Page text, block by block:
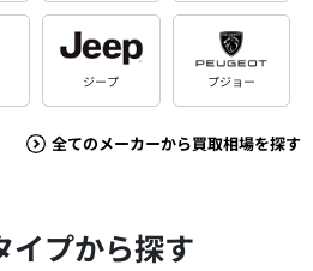
ジープ プジョー
全てのメーカーから買取相場を探す
イプから探す